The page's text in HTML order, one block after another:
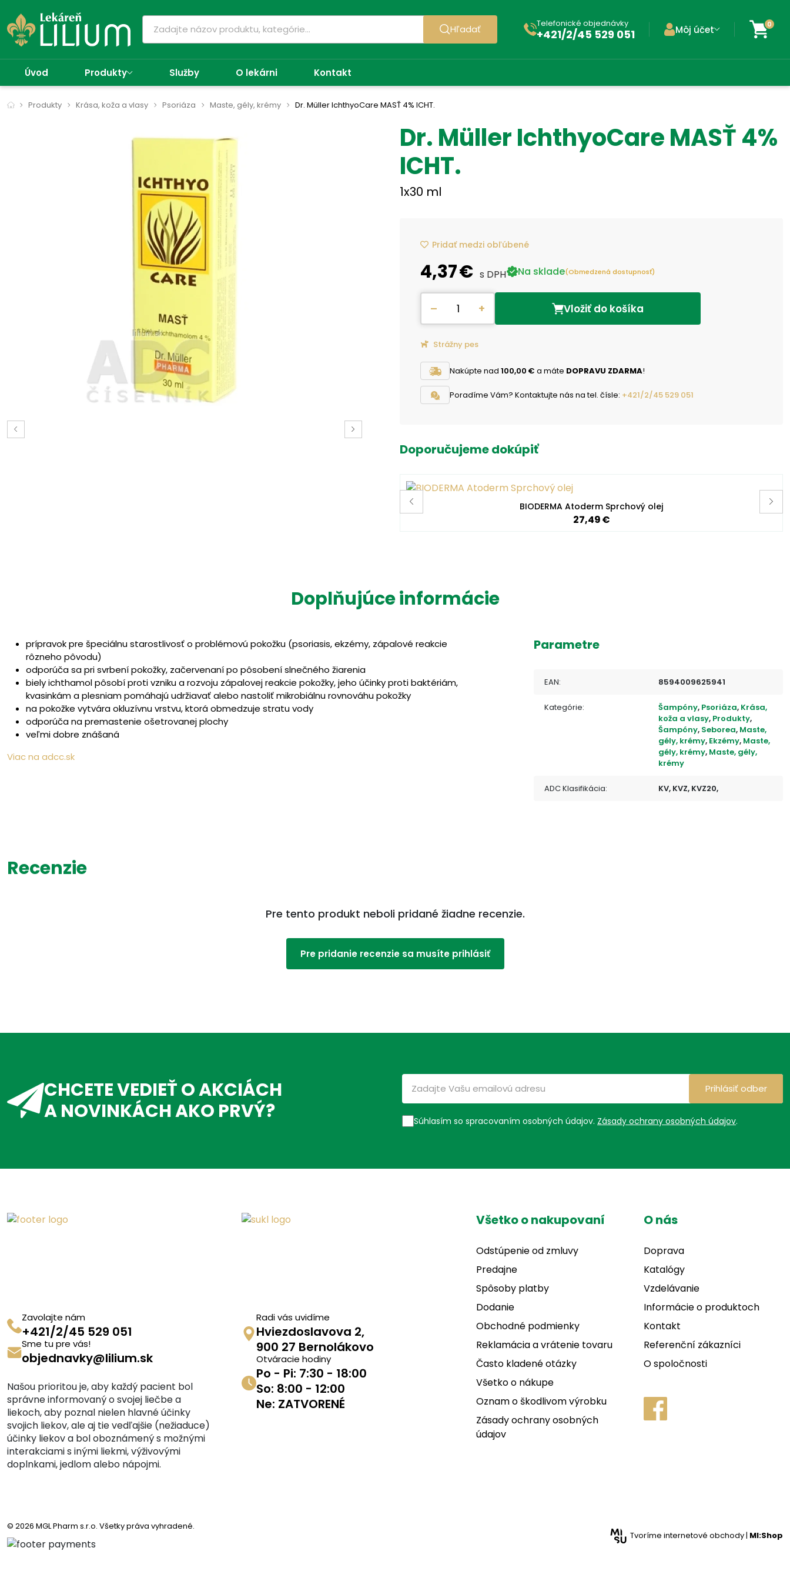
Hľadať Telefonické objednávky
+421/2/45 529 051 Môj účet 0
Úvod Produkty Služby O lekárni Kontakt
Produkty Krása, koža a vlasy Psoriáza Maste, gély, krémy Dr. Müller IchthyoCare MASŤ 4% ICHT.
Dr. Müller IchthyoCare MASŤ 4%
ICHT.
1x30 ml
Pridať medzi obľúbené
4,37 € s DPH Na sklade(Obmedzená dostupnosť)
– + Vložiť do košíka
Strážny pes
Nakúpte nad 100,00 € a máte DOPRAVU ZDARMA!
Poradíme Vám? Kontaktujte nás na tel. čísle: +421/2/45 529 051
Doporučujeme dokúpiť
BIODERMA Atoderm Sprchový olej
27,49 €
Doplňujúce informácie
prípravok pre špeciálnu starostlivosť o problémovú pokožku (psoriasis, ekzémy, zápalové reakcie
rôzneho pôvodu)
odporúča sa pri svrbení pokožky, začervenaní po pôsobení slnečného žiarenia
biely ichthamol pôsobí proti vzniku a rozvoju zápalovej reakcie pokožky, jeho účinky proti baktériám,
kvasinkám a plesniam pomáhajú udržiavať alebo nastoliť mikrobiálnu rovnováhu pokožky
na pokožke vytvára okluzívnu vrstvu, ktorá obmedzuje stratu vody
odporúča na premastenie ošetrovanej plochy
veľmi dobre znášaná
Viac na adcc.sk
Parametre
EAN: 8594009625941
Kategórie: Šampóny, Psoriáza, Krása,
koža a vlasy, Produkty,
Šampóny, Seborea, Maste,
gély, krémy, Ekzémy, Maste,
gély, krémy, Maste, gély,
krémy
ADC Klasifikácia: KV, KVZ, KVZ20,
Recenzie
Pre tento produkt neboli pridané žiadne recenzie.
Pre pridanie recenzie sa musíte prihlásiť
CHCETE VEDIEŤ O AKCIÁCH
A NOVINKÁCH AKO PRVÝ?
Súhlasím so spracovaním osobných údajov. Zásady ochrany osobných údajov.
Prihlásiť odber
Zavolajte nám
+421/2/45 529 051
Sme tu pre vás!
objednavky@lilium.sk
Našou prioritou je, aby každý pacient bol
správne informovaný o svojej liečbe a
liekoch, aby poznal nielen hlavné účinky
svojich liekov, ale aj tie vedľajšie (nežiaduce)
účinky liekov a bol oboznámený s možnými
interakciami s inými liekmi, výživovými
doplnkami, jedlom alebo nápojmi.
Radi vás uvidíme
Hviezdoslavova 2,
900 27 Bernolákovo
Otváracie hodiny
Po - Pi: 7:30 - 18:00
So: 8:00 - 12:00
Ne: ZATVORENÉ
Všetko o nakupovaní
Odstúpenie od zmluvy
Predajne
Spôsoby platby
Dodanie
Obchodné podmienky
Reklamácia a vrátenie tovaru
Často kladené otázky
Všetko o nákupe
Oznam o škodlivom výrobku
Zásady ochrany osobných
údajov
O nás
Doprava
Katalógy
Vzdelávanie
Informácie o produktoch
Kontakt
Referenční zákazníci
O spoločnosti
© 2026 MGL Pharm s.r.o. Všetky práva vyhradené.
Tvoríme internetové obchody | MI:Shop